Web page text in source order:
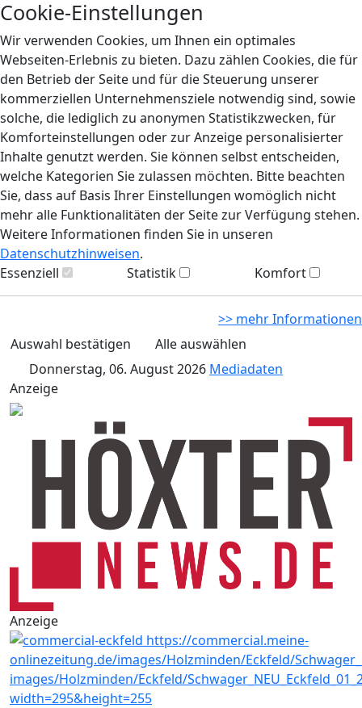
Cookie-Einstellungen
Wir verwenden Cookies, um Ihnen ein optimales
Webseiten-Erlebnis zu bieten. Dazu zählen Cookies, die für
den Betrieb der Seite und für die Steuerung unserer
kommerziellen Unternehmensziele notwendig sind, sowie
solche, die lediglich zu anonymen Statistikzwecken, für
Komforteinstellungen oder zur Anzeige personalisierter
Inhalte genutzt werden. Sie können selbst entscheiden,
welche Kategorien Sie zulassen möchten. Bitte beachten
Sie, dass auf Basis Ihrer Einstellungen womöglich nicht
mehr alle Funktionalitäten der Seite zur Verfügung stehen.
Weitere Informationen finden Sie in unseren
Datenschutzhinweisen.
Essenziell
Statistik Komfort
>> mehr Informationen
Auswahl bestätigen
Alle auswählen
Donnerstag, 06. August 2026 Mediadaten
Anzeige
Anzeige